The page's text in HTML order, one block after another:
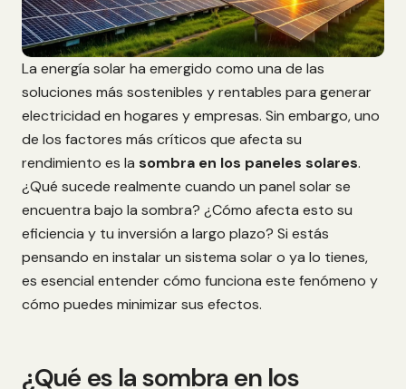
La energía solar ha emergido como una de las
soluciones más sostenibles y rentables para generar
electricidad en hogares y empresas. Sin embargo, uno
de los factores más críticos que afecta su
rendimiento es la sombra en los paneles solares.
¿Qué sucede realmente cuando un panel solar se
encuentra bajo la sombra? ¿Cómo afecta esto su
eficiencia y tu inversión a largo plazo? Si estás
pensando en instalar un sistema solar o ya lo tienes,
es esencial entender cómo funciona este fenómeno y
cómo puedes minimizar sus efectos.
¿Qué es la sombra en los